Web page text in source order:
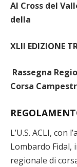
Al Cross del
della
XLII EDIZIONE
Rassegna
Corsa
L’U.S. ACLI, con
Lombardo Fidal,
regionale di